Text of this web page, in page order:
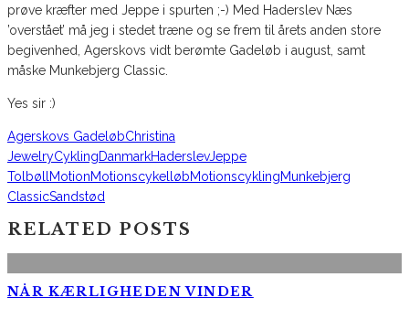
prøve kræfter med Jeppe i spurten ;-) Med Haderslev Næs
’overstået’ må jeg i stedet træne og se frem til årets anden store
begivenhed, Agerskovs vidt berømte Gadeløb i august, samt
måske Munkebjerg Classic.
Yes sir :)
Agerskovs GadeløbChristina
JewelryCyklingDanmarkHaderslevJeppe
Tolbøll
MotionMotionscykelløbMotionscyklingMunkebjerg
ClassicSandstød
RELATED POSTS
NÅR KÆRLIGHEDEN VINDER